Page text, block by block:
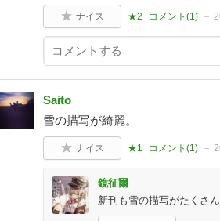
ナイス ★2 コメント(1)
Saito
雪の描写が綺麗。
ナイス ★1 コメント(1)
鏡征爾
新刊も雪の描写がたくさ